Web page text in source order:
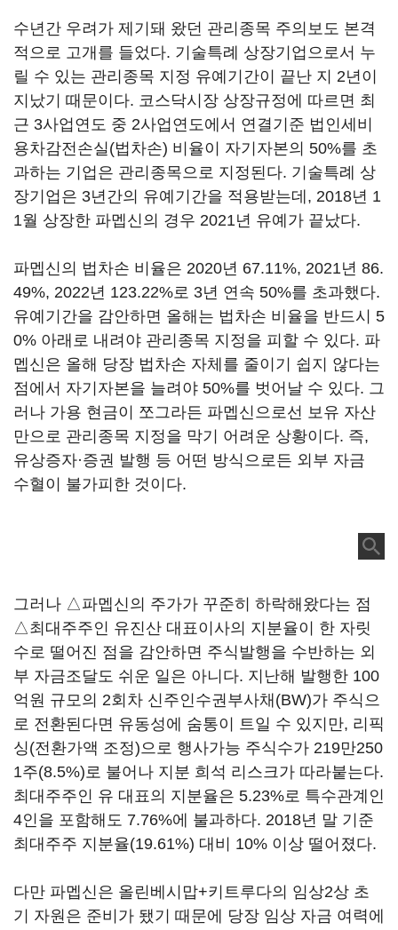
수년간 우려가 제기돼 왔던 관리종목 주의보도 본격
적으로 고개를 들었다. 기술특례 상장기업으로서 누
릴 수 있는 관리종목 지정 유예기간이 끝난 지 2년이
지났기 때문이다. 코스닥시장 상장규정에 따르면 최
근 3사업연도 중 2사업연도에서 연결기준 법인세비
용차감전손실(법차손) 비율이 자기자본의 50%를 초
과하는 기업은 관리종목으로 지정된다. 기술특례 상
장기업은 3년간의 유예기간을 적용받는데, 2018년 1
1월 상장한 파멥신의 경우 2021년 유예가 끝났다.
파멥신의 법차손 비율은 2020년 67.11%, 2021년 86.
49%, 2022년 123.22%로 3년 연속 50%를 초과했다.
유예기간을 감안하면 올해는 법차손 비율을 반드시 5
0% 아래로 내려야 관리종목 지정을 피할 수 있다. 파
멥신은 올해 당장 법차손 자체를 줄이기 쉽지 않다는
점에서 자기자본을 늘려야 50%를 벗어날 수 있다. 그
러나 가용 현금이 쪼그라든 파멥신으로선 보유 자산
만으로 관리종목 지정을 막기 어려운 상황이다. 즉,
유상증자·증권 발행 등 어떤 방식으로든 외부 자금
수혈이 불가피한 것이다.
그러나 △파멥신의 주가가 꾸준히 하락해왔다는 점
△최대주주인 유진산 대표이사의 지분율이 한 자릿
수로 떨어진 점을 감안하면 주식발행을 수반하는 외
부 자금조달도 쉬운 일은 아니다. 지난해 발행한 100
억원 규모의 2회차 신주인수권부사채(BW)가 주식으
로 전환된다면 유동성에 숨통이 트일 수 있지만, 리픽
싱(전환가액 조정)으로 행사가능 주식수가 219만250
1주(8.5%)로 불어나 지분 희석 리스크가 따라붙는다.
최대주주인 유 대표의 지분율은 5.23%로 특수관계인
4인을 포함해도 7.76%에 불과하다. 2018년 말 기준
최대주주 지분율(19.61%) 대비 10% 이상 떨어졌다.
다만 파멥신은 올린베시맙+키트루다의 임상2상 초
기 자원은 준비가 됐기 때문에 당장 임상 자금 여력에